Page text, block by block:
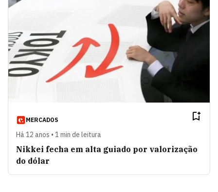
MERCADOS
Há 12 anos • 1 min de leitura
Nikkei fecha em alta guiado por valorização
do dólar